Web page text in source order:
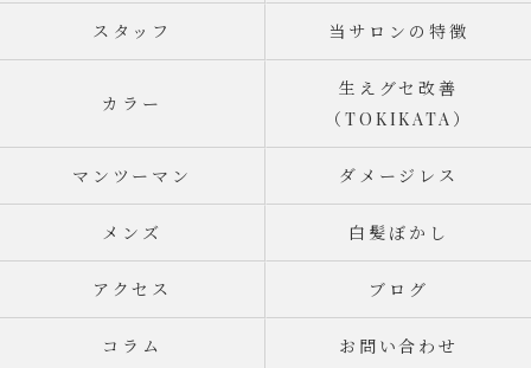
スタッフ 当サロンの特徴
カラー
生えグセ改善
（TOKIKATA）
マンツーマン ダメージレス
メンズ 白髪ぼかし
アクセス ブログ
コラム お問い合わせ